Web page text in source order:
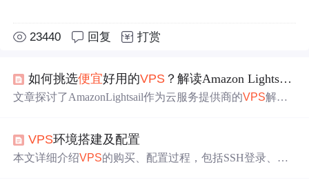
23440 回复 打赏
如何挑选便宜好用的VPS ？解读Amazon Lightsail的优势
文章探讨了AmazonLightsail作为云服务提供商的VPS解决
VPS环境搭建及配置
本文详细介绍VPS的购买、配置过程，包括SSH登录、AP